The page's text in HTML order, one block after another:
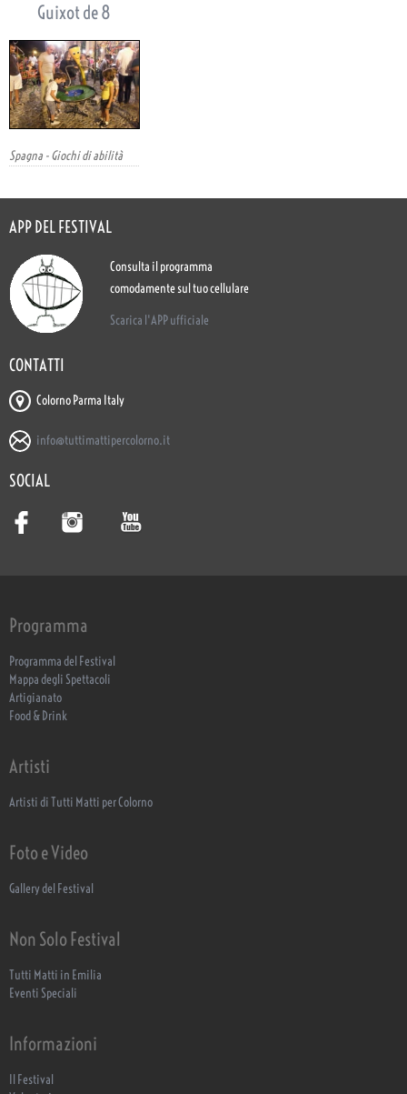
Guixot de 8
Spagna - Giochi di abilità
APP DEL FESTIVAL
Consulta il programma
comodamente sul tuo cellulare
Scarica l'APP ufficiale
CONTATTI
Colorno Parma Italy
info@tuttimattipercolorno.it
SOCIAL
Programma
Programma del Festival
Mappa degli Spettacoli
Artigianato
Food & Drink
Artisti
Artisti di Tutti Matti per Colorno
Foto e Video
Gallery del Festival
Non Solo Festival
Tutti Matti in Emilia
Eventi Speciali
Informazioni
Il Festival